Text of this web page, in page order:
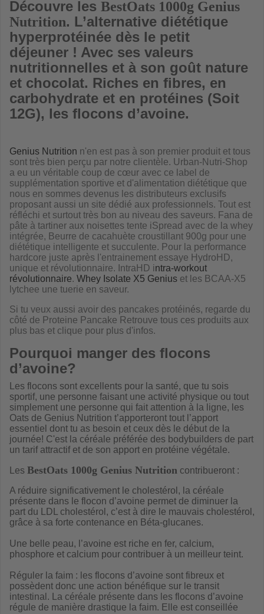
Découvre les BestOats 1000g Genius
Nutrition. L’alternative diététique
hyperprotéinée dès le petit
déjeuner ! Avec ses valeurs
nutritionnelles et à son goût nature
et chocolat. Riches en fibres, en
carbohydrate et en protéines (Soit
12G), les flocons d’avoine.
Genius Nutrition n'en est pas à son premier produit et tous
sont très bien perçu par notre clientèle. Urban-Nutri-Shop
a eu un véritable coup de cœur avec ce label de
supplémentation sportive et d'alimentation diététique que
nous en sommes devenus les distributeurs exclusifs
proposant aussi un site dédié aux professionnels. Tout est
réfléchi et surtout très bon au niveau des saveurs. Fana de
pâte à tartiner aux noisettes tente iSpread avec de la whey
intégrée, Beurre de cacahuète croustillant 900g pour une
diététique intelligente et succulente. Pour la performance
hardcore juste après l'entrainement essaye HydroHD,
unique et révolutionnaire. IntraHD intra-workout
révolutionnaire. Whey Isolate X5 Genius et les BCAA-X5
lytchee une tuerie en saveur.
Si tu veux aussi avoir des pancakes protéinés, regarde du
côté de Proteine Pancake Retrouve tous ces produits aux
plus bas et clique pour plus d'infos.
Pourquoi manger des flocons
d’avoine?
Les flocons sont excellents pour la santé, que tu sois
sportif, une personne faisant une activité physique ou tout
simplement une personne qui fait attention à la ligne, les
Oats de Genius Nutrition t’apporteront tout l’apport
essentiel dont tu as besoin et ceux dès le début de la
journée! C'est la céréale préférée des bodybuilders de part
un tarif attractif et de son apport en protéine végétale.
Les BestOats 1000g Genius Nutrition contribueront :
A réduire significativement le cholestérol, la céréale
présente dans le flocon d’avoine permet de diminuer la
part du LDL cholestérol, c’est à dire le mauvais cholestérol,
grâce à sa forte contenance en Béta-glucanes.
Une belle peau, l’avoine est riche en fer, calcium,
phosphore et calcium pour contribuer à un meilleur teint.
Réguler la faim : les flocons d’avoine sont fibreux et
possèdent donc une action bénéfique sur le transit
intestinal. La céréale présente dans les flocons d’avoine
régule de manière drastique la faim. Elle est conseillée